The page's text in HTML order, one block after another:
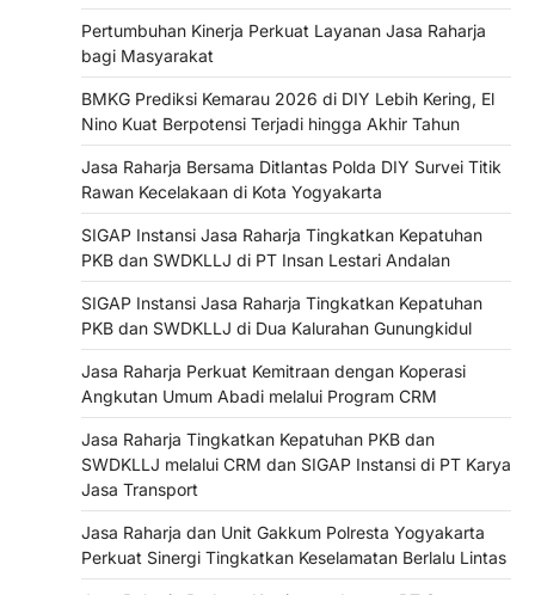
Pertumbuhan Kinerja Perkuat Layanan Jasa Raharja
bagi Masyarakat
BMKG Prediksi Kemarau 2026 di DIY Lebih Kering, El
Nino Kuat Berpotensi Terjadi hingga Akhir Tahun
Jasa Raharja Bersama Ditlantas Polda DIY Survei Titik
Rawan Kecelakaan di Kota Yogyakarta
SIGAP Instansi Jasa Raharja Tingkatkan Kepatuhan
PKB dan SWDKLLJ di PT Insan Lestari Andalan
SIGAP Instansi Jasa Raharja Tingkatkan Kepatuhan
PKB dan SWDKLLJ di Dua Kalurahan Gunungkidul
Jasa Raharja Perkuat Kemitraan dengan Koperasi
Angkutan Umum Abadi melalui Program CRM
Jasa Raharja Tingkatkan Kepatuhan PKB dan
SWDKLLJ melalui CRM dan SIGAP Instansi di PT Karya
Jasa Transport
Jasa Raharja dan Unit Gakkum Polresta Yogyakarta
Perkuat Sinergi Tingkatkan Keselamatan Berlalu Lintas